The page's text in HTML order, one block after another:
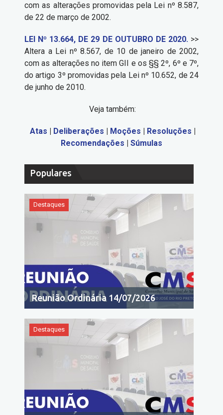
com as alterações promovidas pela Lei nº 8.587,
de 22 de março de 2002.
LEI Nº 13.664, DE 29 DE OUTUBRO DE 2020.>>
Altera a Lei nº 8.567, de 10 de janeiro de 2002,
com as alterações no item GII e os §§ 2º, 6º e 7º,
do artigo 3º promovidas pela Lei nº 10.652, de 24
de junho de 2010.
Veja também:
Atas | Deliberações | Moções | Resoluções |
Recomendações | Súmulas
Populares
Destaques
Reunião Ordinária 14/07/2026
Destaques